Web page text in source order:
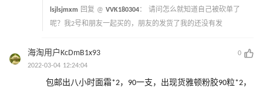
lsjlsjmxm 回复 @ VVK180304： 请问怎么就知道自己被砍单了
呢？我2号和朋友一起买的，朋友的发货了我的还没有发
海淘用户KcDmB1x93
0
2022-03-04 12:24:04
包邮出八小时面霜*2，90一支，出现货雅顿粉胶90粒*2，